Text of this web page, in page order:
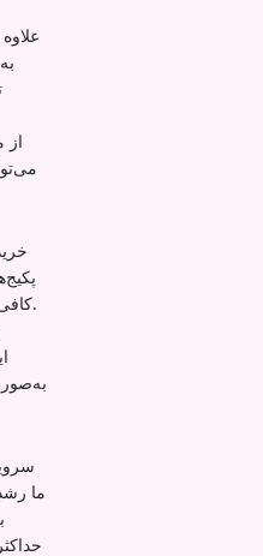
از
کافی است پکیج موردنظر خود را انتخاب کنید، جزئیات پخش زنده را وارد کنید و بقیه کارها را به سرویس ما بسپارید.
ما